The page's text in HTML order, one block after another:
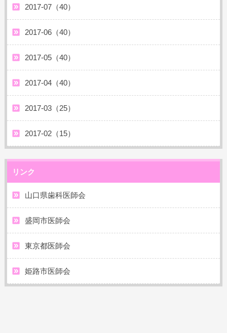
2017-07（40）
2017-06（40）
2017-05（40）
2017-04（40）
2017-03（25）
2017-02（15）
リンク
山口県歯科医師会
盛岡市医師会
東京都医師会
姫路市医師会